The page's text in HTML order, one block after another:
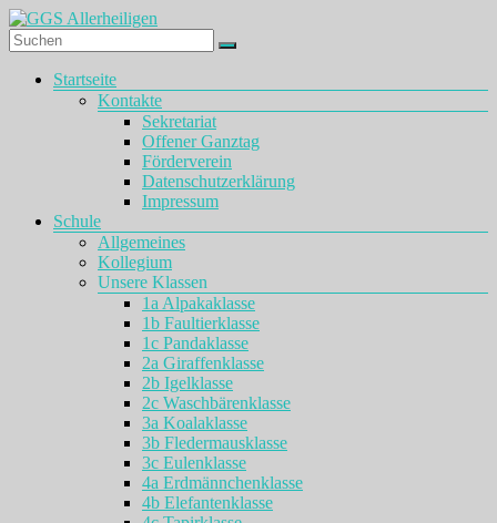
Zum
Inhalt
springen
GGS
Allerheiligen
Menü
Startseite
Kontakte
Sekretariat
Offener Ganztag
Förderverein
Datenschutzerklärung
Impressum
Schule
Allgemeines
Kollegium
Unsere Klassen
1a Alpakaklasse
1b Faultierklasse
1c Pandaklasse
2a Giraffenklasse
2b Igelklasse
2c Waschbärenklasse
3a Koalaklasse
3b Fledermausklasse
3c Eulenklasse
4a Erdmännchenklasse
4b Elefantenklasse